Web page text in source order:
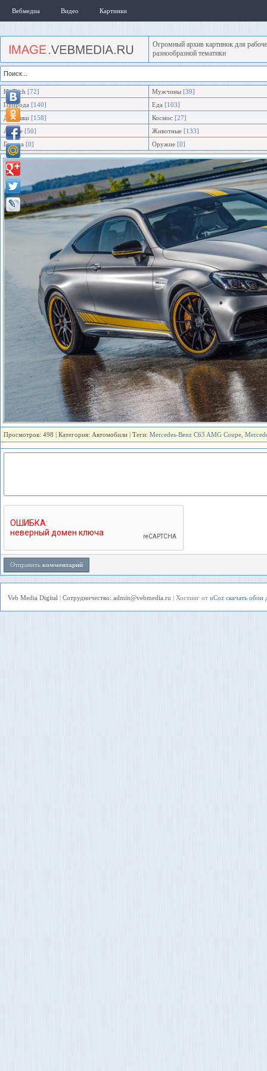
Вебмедиа Видео Картинки
Огромный архив картинок для
разнообразной тематики
Hi-Tech [72]
Природа [140]
Девушки [158]
Аниме [50]
Города [0]
Мужчины [39]
Еда [103]
Космос [27]
Животные [133]
Оружие [0]
Просмотров: 498 | Категория: Автомобили | Теги: Mercedes-Benz C63 AMG Coupe
Отправить комментарий
Veb Media Digital | Сотрудничество: admin@vebmedia.ru | Хостинг от uCoz скачать обои